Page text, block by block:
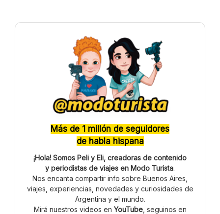
Más de 1 millón de seguidores
de habla hispana
¡Hola! Somos Peli y Eli, creadoras de contenido
y periodistas de viajes en Modo Turista.
Nos encanta compartir info sobre Buenos Aires,
viajes, experiencias, novedades y curiosidades de
Argentina y el mundo.
Mirá nuestros videos en YouTube, seguinos en